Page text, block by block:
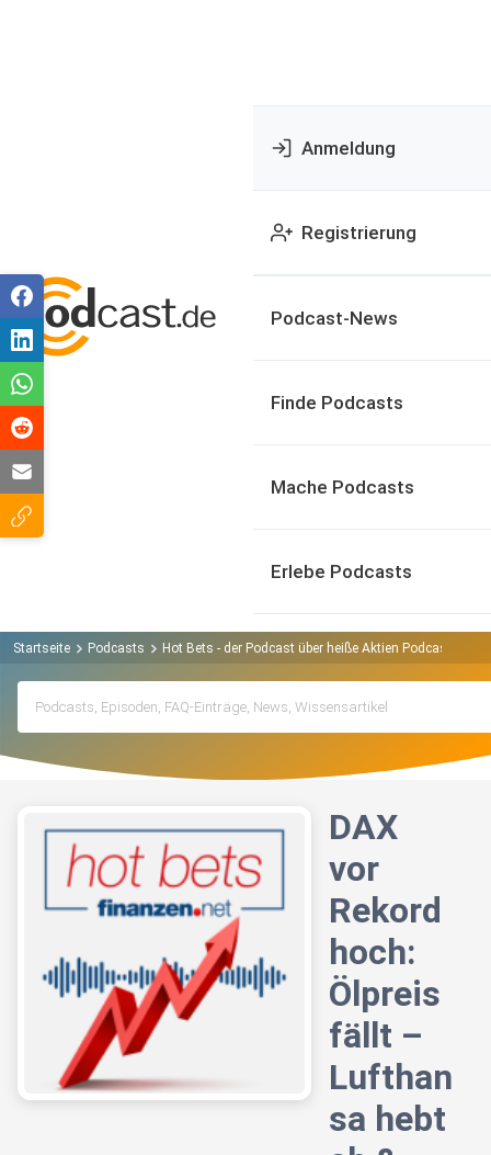
Anmeldung
Registrierung
Podcast-News
Finde Podcasts
Mache Podcasts
Erlebe Podcasts
Startseite Podcasts Hot Bets - der Podcast über heiße Aktien Podcast
DAX
vor
Rekord
hoch:
Ölpreis
fällt –
Lufthan
sa hebt